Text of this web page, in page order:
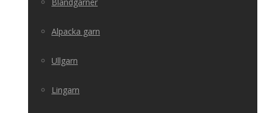
Alpacka garn
Ullgarn
Lingarn